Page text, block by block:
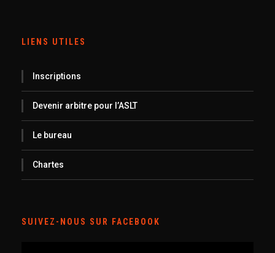
LIENS UTILES
Inscriptions
Devenir arbitre pour l’ASLT
Le bureau
Chartes
SUIVEZ-NOUS SUR FACEBOOK